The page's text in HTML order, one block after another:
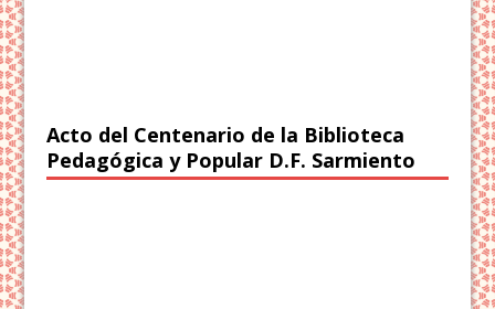
Acto del Centenario de la Biblioteca
Pedagógica y Popular D.F. Sarmiento